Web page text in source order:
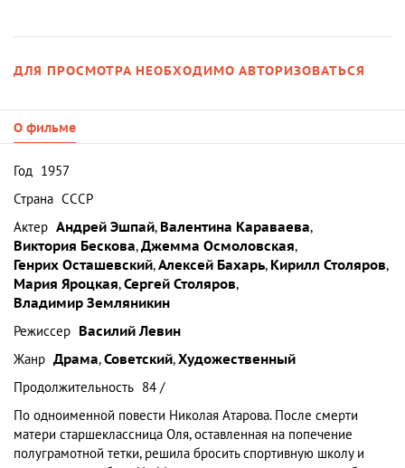
ДЛЯ ПРОСМОТРА НЕОБХОДИМО АВТОРИЗОВАТЬСЯ
О фильме
Год 1957
Страна СССР
Актер Андрей Эшпай, Валентина Караваева,
Виктория Бескова,Джемма Осмоловская,
Генрих Осташевский,Алексей Бахарь, Кирилл Столяров,
Мария Яроцкая,Сергей Столяров,
Владимир Земляникин
Режиссер Василий Левин
Жанр Драма,Советский,Художественный
Продолжительность 84 /
По одноименной повести Николая Атарова. После смерти
матери старшеклассница Оля, оставленная на попечение
полуграмотной тетки, решила бросить спортивную школу и